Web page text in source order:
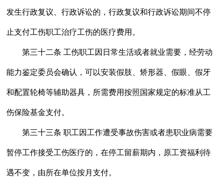
发生行政复议、行政诉讼的，行政复议和行政诉讼期间不停
止支付工伤职工治疗工伤的医疗费用。
第三十二条 工伤职工因日常生活或者就业需要，经劳动
能力鉴定委员会确认，可以安装假肢、矫形器、假眼、假牙
和配置轮椅等辅助器具，所需费用按照国家规定的标准从工
伤保险基金支付。
第三十三条 职工因工作遭受事故伤害或者患职业病需要
暂停工作接受工伤医疗的，在停工留薪期内，原工资福利待
遇不变，由所在单位按月支付。